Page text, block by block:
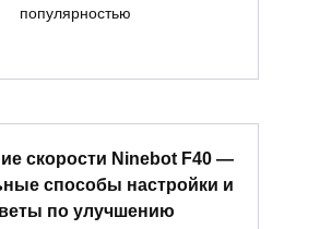
популярностью
скорости Ninebot F40 —
способы настройки и
по улучшению